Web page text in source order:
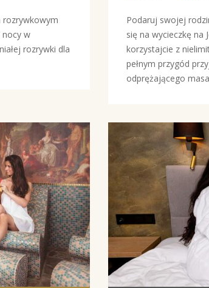
rozrywkowym
nocy w
rozrywki dla
Podaruj swojej
się na wycieczkę na
korzystajcie z
pełnym przygód
odprężającego